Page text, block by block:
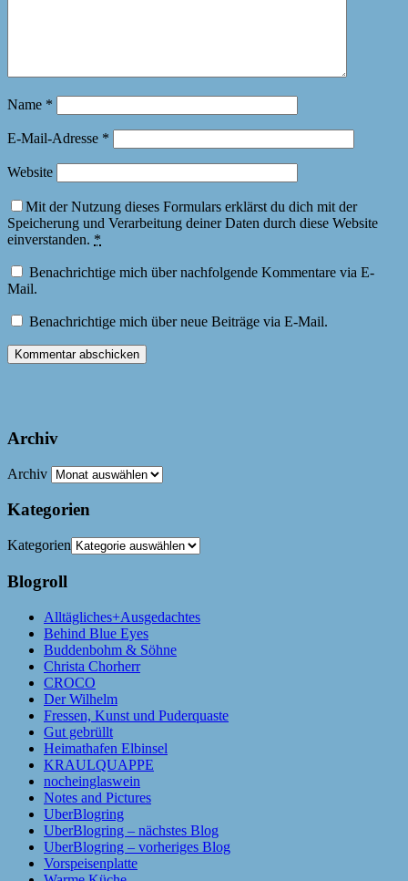
Name *
E-Mail-Adresse *
Website
Mit der Nutzung dieses Formulars erklärst du dich mit der
Speicherung und Verarbeitung deiner Daten durch diese Website
einverstanden. *
Benachrichtige mich über nachfolgende Kommentare via E-
Mail.
Benachrichtige mich über neue Beiträge via E-Mail.
Archiv
Archiv
Kategorien
Kategorien
Blogroll
Alltägliches+Ausgedachtes
Behind Blue Eyes
Buddenbohm & Söhne
Christa Chorherr
CROCO
Der Wilhelm
Fressen, Kunst und Puderquaste
Gut gebrüllt
Heimathafen Elbinsel
KRAULQUAPPE
nocheinglaswein
Notes and Pictures
UberBlogring
UberBlogring – nächstes Blog
UberBlogring – vorheriges Blog
Vorspeisenplatte